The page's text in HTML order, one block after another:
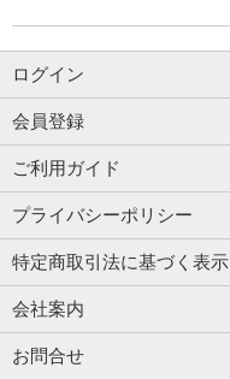
ログイン
会員登録
ご利用ガイド
プライバシーポリシー
特定商取引法に基づく表示
会社案内
お問合せ